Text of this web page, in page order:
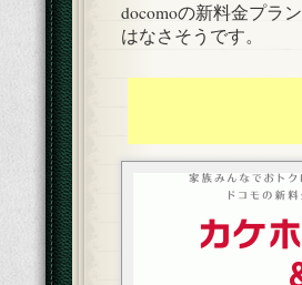
docomoの新料金プラ
はなさそうです。